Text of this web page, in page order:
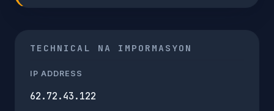
TECHNICAL NA IMPORMASYON
IP ADDRESS
62.72.43.122